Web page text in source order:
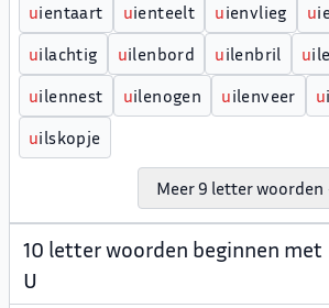
uientaart uienteelt uienvlieg u
uilachtig uilenbord uilenbril u
uilennest uilenogen uilenveer u
uilskopje
Meer 9 letter woorden
10 letter woorden beginnen met
U